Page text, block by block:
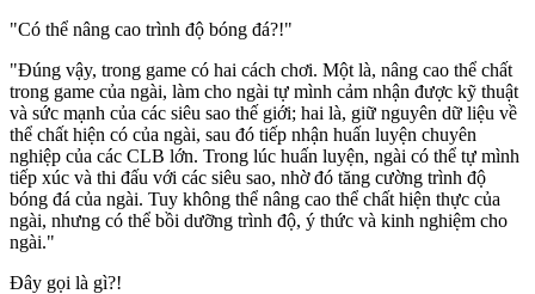
"Có thể nâng cao trình độ bóng đá?!"
"Đúng vậy, trong game có hai cách chơi. Một là, nâng cao thể chất
trong game của ngài, làm cho ngài tự mình cảm nhận được kỹ thuật
và sức mạnh của các siêu sao thế giới; hai là, giữ nguyên dữ liệu về
thể chất hiện có của ngài, sau đó tiếp nhận huấn luyện chuyên
nghiệp của các CLB lớn. Trong lúc huấn luyện, ngài có thể tự mình
tiếp xúc và thi đấu với các siêu sao, nhờ đó tăng cường trình độ
bóng đá của ngài. Tuy không thể nâng cao thể chất hiện thực của
ngài, nhưng có thể bồi dưỡng trình độ, ý thức và kinh nghiệm cho
ngài."
Đây gọi là gì?!